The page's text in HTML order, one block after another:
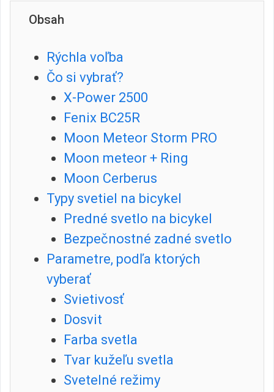
Obsah
Rýchla voľba
Čo si vybrať?
X-Power 2500
Fenix BC25R
Moon Meteor Storm PRO
Moon meteor + Ring
Moon Cerberus
Typy svetiel na bicykel
Predné svetlo na bicykel
Bezpečnostné zadné svetlo
Parametre, podľa ktorých
vyberať
Svietivosť
Dosvit
Farba svetla
Tvar kužeľu svetla
Svetelné režimy